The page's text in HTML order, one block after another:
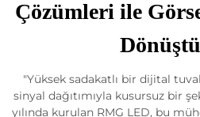
Çözümleri ile
"Yüksek sadakatlı bir dijital
sinyal dağıtımıyla kusursuz bir
yılında kurulan RMG LED, bu